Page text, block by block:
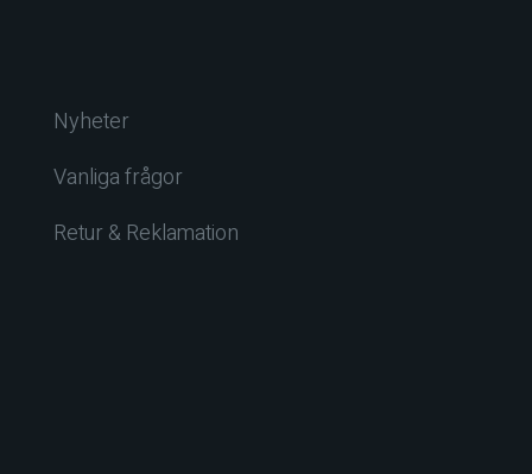
Nyheter
Vanliga frågor
Retur & Reklamation